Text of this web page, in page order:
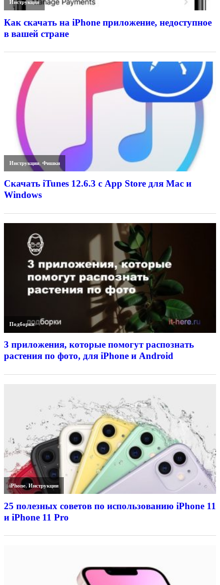
Инструкции
Как скачать на iPhone приложение, недоступное
в вашей стране
Инструкции,Фишки
Скачать iTunes 12.6.3 с App Store для Mac и
Windows
Подборки
3 приложения, которые помогут распознать
растения по фото, для iPhone и Android
iPhone,Инструкции
25 полезных советов по использованию iPhone 11
и iPhone 11 Pro